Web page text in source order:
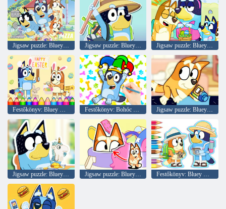
Jigsaw puzzle: Bluey Boldog Apák napja
Festőkönyv: Bluey Boldog Húsvét Festőkönyv: Bohóc Bluey Jigsaw puzzle: Bluey bálnafigyelés
Jigsaw puzzle: Bluey Hide & Seek